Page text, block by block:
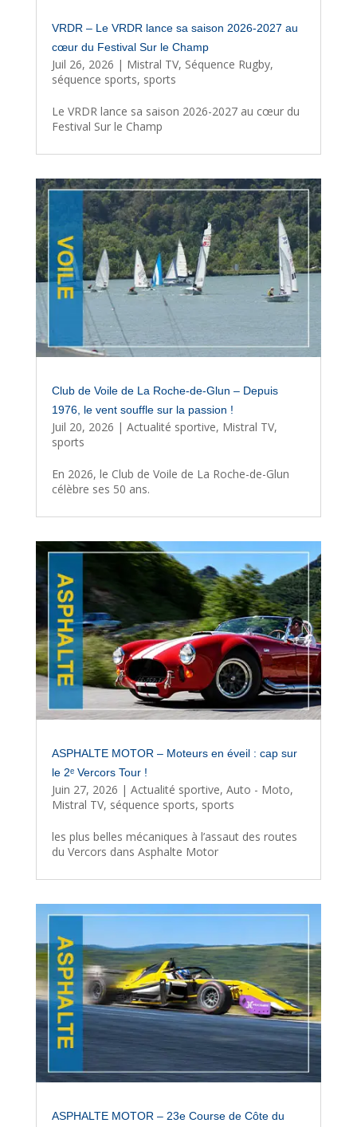
VRDR – Le VRDR lance sa saison 2026-2027 au
cœur du Festival Sur le Champ
Juil 26, 2026 | Mistral TV, Séquence Rugby,
séquence sports, sports
Le VRDR lance sa saison 2026-2027 au cœur du
Festival Sur le Champ
Club de Voile de La Roche-de-Glun – Depuis
1976, le vent souffle sur la passion !
Juil 20, 2026 | Actualité sportive, Mistral TV,
sports
En 2026, le Club de Voile de La Roche-de-Glun
célèbre ses 50 ans.
ASPHALTE MOTOR – Moteurs en éveil : cap sur
le 2ᵉ Vercors Tour !
Juin 27, 2026 | Actualité sportive, Auto - Moto,
Mistral TV, séquence sports, sports
les plus belles mécaniques à l’assaut des routes
du Vercors dans Asphalte Motor
ASPHALTE MOTOR – 23e Course de Côte du